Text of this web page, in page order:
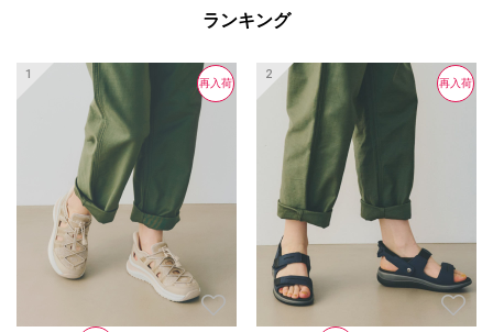
阪急 オーソフィート鶴屋百貨
#orthofeet #オーソフィート #
ハンズフリーシューズ
#handsfreeshoes #健康投資 #痛
くない靴 #蒸れない靴 #疲れ
にくい靴
で水辺もOKな「カリプソ」
＆「ネプチューン」など、あ
ンストレス」に変える1足を選
ぼう！ ＜直営店舗＞ オーソ
フィート新宿 オーソフィート
伊勢丹立川 オーソフィート
大丸京都店 オーソフィート
阪神 オーソフィート西宮阪急
オーソフィート鶴屋百貨店 ＜
オンラインショップ＞
https://www.orthofeet.jp/
#orthofeet #オーソフィート #
ハンズフリーシューズ
#handsfreeshoes #健康投資 #痛
ランキング
再入荷 再入荷
再入荷